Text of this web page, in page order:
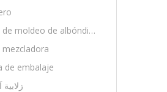
Máquina de moldeo de albóndigas
mezcladora
de embalaje